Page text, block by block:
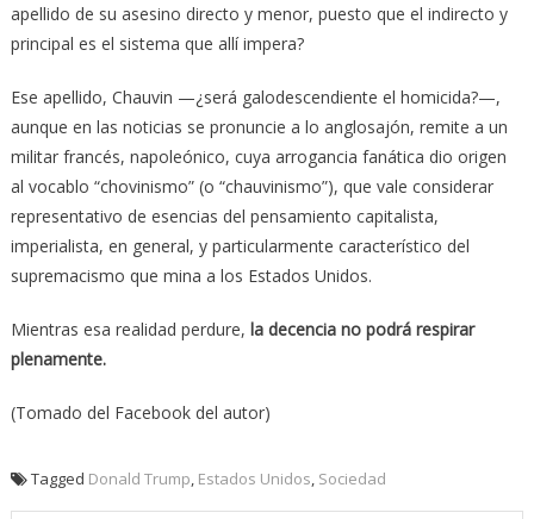
apellido de su asesino directo y menor, puesto que el indirecto y
principal es el sistema que allí impera?
Ese apellido, Chauvin —¿será galodescendiente el homicida?—,
aunque en las noticias se pronuncie a lo anglosajón, remite a un
militar francés, napoleónico, cuya arrogancia fanática dio origen
al vocablo “chovinismo” (o “chauvinismo”), que vale considerar
representativo de esencias del pensamiento capitalista,
imperialista, en general, y particularmente característico del
supremacismo que mina a los Estados Unidos.
Mientras esa realidad perdure, la decencia no podrá respirar
plenamente.
(Tomado del Facebook del autor)
Tagged Donald Trump, Estados Unidos, Sociedad